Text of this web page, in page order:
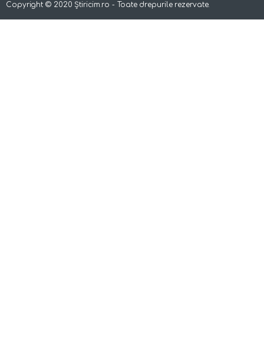
Copyright © 2020 Știricim.ro - Toate drepurile rezervate.